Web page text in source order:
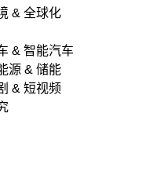
全球化
智能汽车
& 储能
短视频